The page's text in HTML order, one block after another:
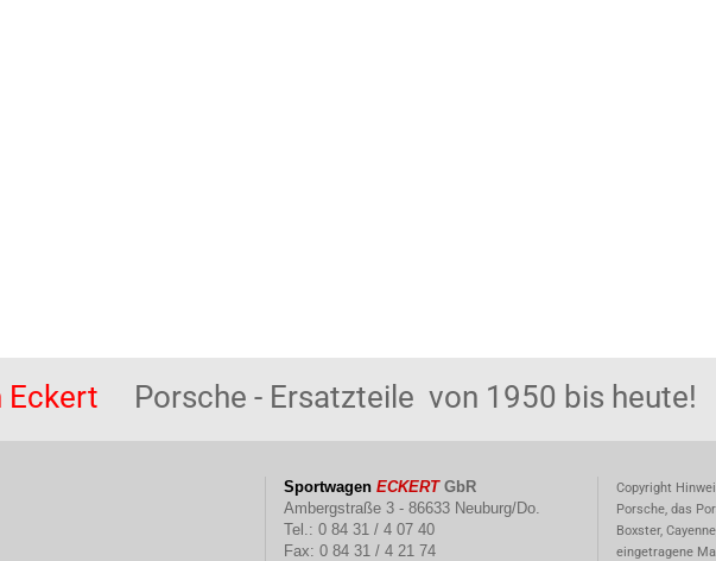
Eckert Porsche - Ersatzteile von 1950 bis heute!
Sportwagen ECKERTGbR
Ambergstraße 3 - 86633 Neuburg/Do.
Tel.: 0 84 31 / 4 07 40
Fax: 0 84 31 / 4 21 74
Copyright
Porsche, das
Boxster,
eingetragene